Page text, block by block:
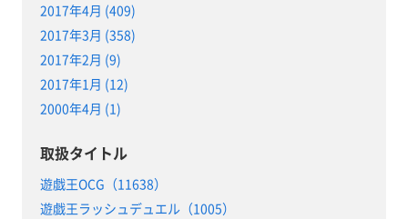
2017年4月 (409)
2017年3月 (358)
2017年2月 (9)
2017年1月 (12)
2000年4月 (1)
取扱タイトル
遊戯王OCG（11638）
遊戯王ラッシュデュエル（1005）